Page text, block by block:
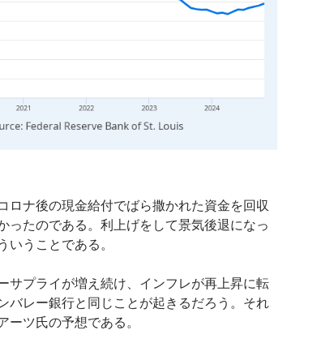
ロナ後の現金給付でばら撒かれた資金を回収
ったのである。利上げをして景気後退になっ
いうことである。
サプライが増え続け、インフレが再上昇に転
バレー銀行と同じことが起きるだろう。それ
ーツ氏の予想である。